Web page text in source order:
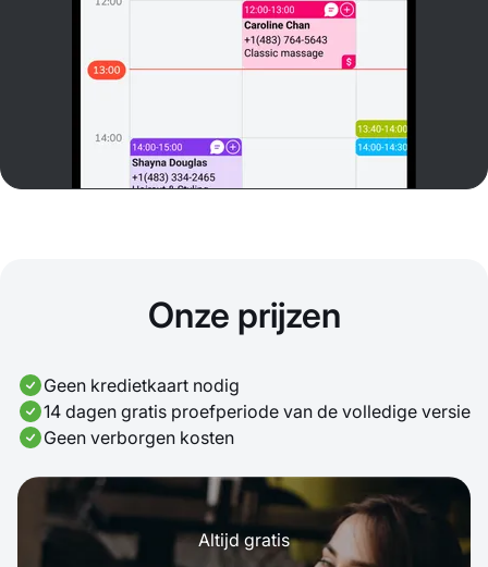
Onze prijzen
Geen kredietkaart nodig
14 dagen gratis proefperiode van de volledige versie
Geen verborgen kosten
Altijd gratis